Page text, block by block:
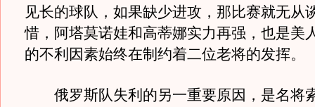
见长的球队，如果缺少进攻，那比赛就无从
惜，阿塔莫诺娃和高蒂娜实力再强，也是美
的不利因素始终在制约着二位老将的发挥。
俄罗斯队失利的另一重要原因，是名将